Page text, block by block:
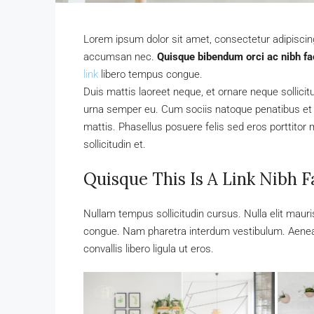
Lorem ipsum dolor sit amet, consectetur
accumsan nec. Quisque bibendum orci ac nibh
link libero tempus congue.
Duis mattis laoreet neque, et ornare neque
urna semper eu. Cum sociis natoque penatibus
mattis. Phasellus posuere felis sed eros porttitor
sollicitudin et.
Quisque This Is A Link Nibh
Nullam tempus sollicitudin cursus. Nulla elit
congue. Nam pharetra interdum vestibulum.
convallis libero ligula ut eros.